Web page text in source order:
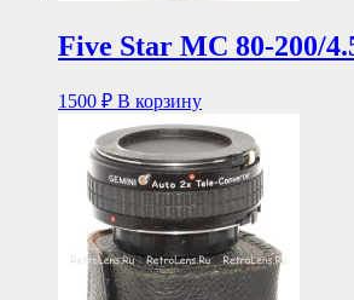
Five Star MC 80-200/
1500 ₽ В корзину